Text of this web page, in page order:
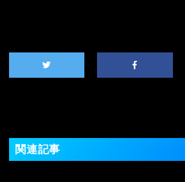
関連記事